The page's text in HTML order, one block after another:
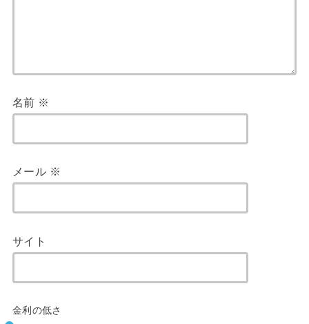
名前 ※
メール ※
サイト
金利の低さ